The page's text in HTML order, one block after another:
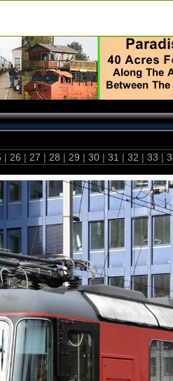
| 26 | 27 | 28 | 29 | 30 | 31 | 32 | 33 |